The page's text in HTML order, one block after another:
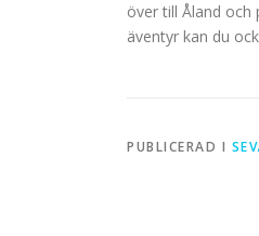
över till Åland och
äventyr kan du
PUBLICERAD I